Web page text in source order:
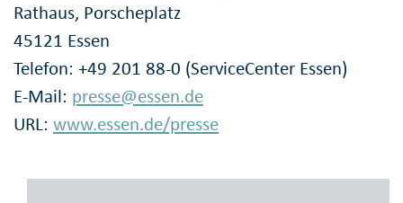
Rathaus, Porscheplatz
45121 Essen
Telefon: +49 201 88-0 (ServiceCenter Essen)
E-Mail: presse@essen.de
URL: www.essen.de/presse